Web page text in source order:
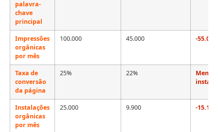
palavra-
chave
principal
Impressões
orgânicas
por mês
100.000 45.000 -
Taxa de
conversão
da página
25% 22%
Menor
Instalações
orgânicas
por mês
25.000 9.900 -